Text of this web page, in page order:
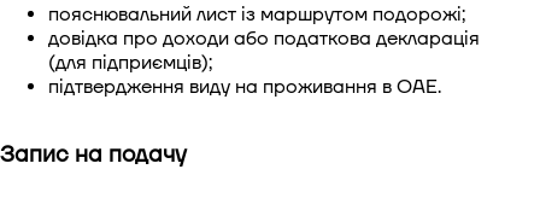
пояснювальний лист із маршрутом подорожі;
довідка про доходи або податкова декларація
(для підприємців);
підтвердження виду на проживання в ОАЕ.
Запис на подачу